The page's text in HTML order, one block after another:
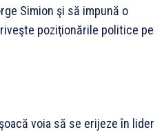
Simion şi să impună o
poziţionările politice pe
voia să se erijeze în lider